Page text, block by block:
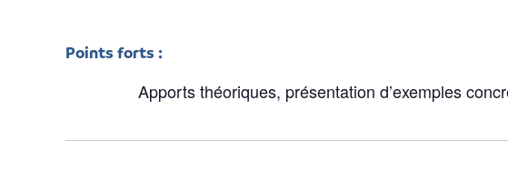
Points forts :
Apports théoriques, présentation d’exemples